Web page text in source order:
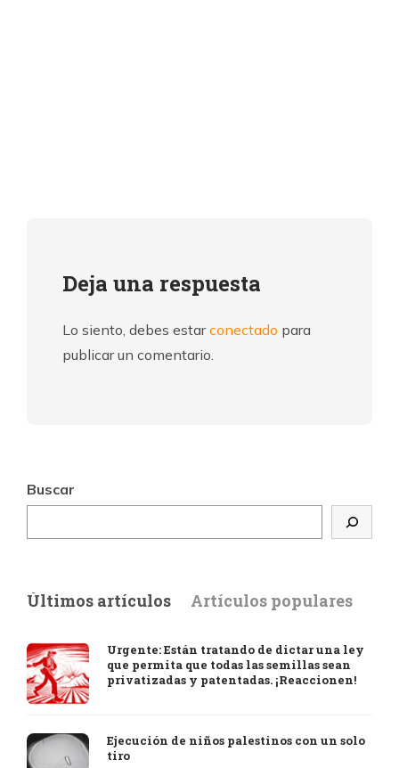
Deja una respuesta
Lo siento, debes estarconectado para
publicar un comentario.
Buscar
Últimos artículos Artículos populares
Urgente: Están tratando de dictar una ley
que permita que todas las semillas sean
privatizadas y patentadas. ¡Reaccionen!
Ejecución de niños palestinos con un solo
tiro